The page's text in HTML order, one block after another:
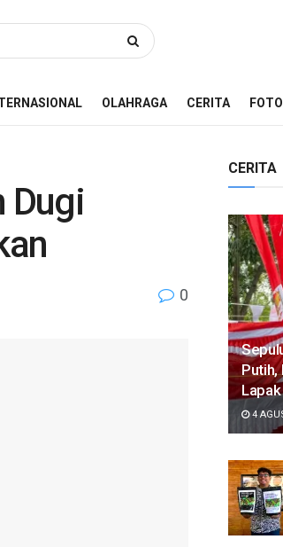
OLAHRAGA CERITA FOTO
Dugi
0
CERITA
Putih,
4